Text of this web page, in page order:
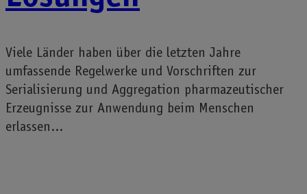
Viele Länder haben über die letzten Jahre
umfassende Regelwerke und Vorschriften zur
Serialisierung und Aggregation pharmazeutischer
Erzeugnisse zur Anwendung beim Menschen
erlassen...